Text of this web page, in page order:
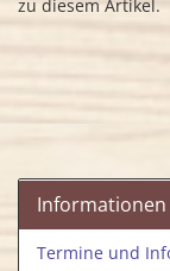
zu diesem Artikel.
Informationen
Termine und